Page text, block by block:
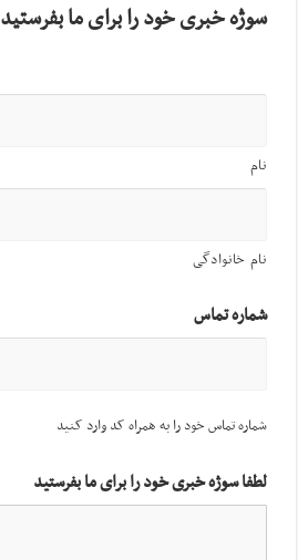
سوژه خبری خود را برای ما بفرستید
نام
نام خانوادگی
شماره تماس
شماره تماس خود را به همراه کد وارد کنید
لطفا سوژه خبری خود را برای ما بفرستید